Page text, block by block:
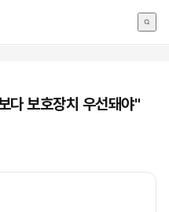
다 보호장치 우선돼야"